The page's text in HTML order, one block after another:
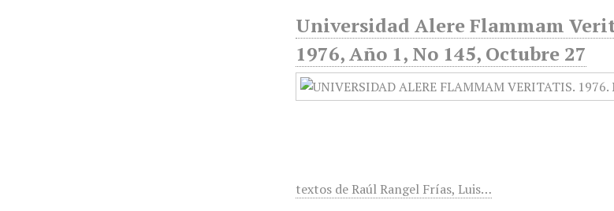
Universidad Alere Flammam
1976, Año 1, No 145, Octubre 27
textos de Raúl Rangel Frías, Luis…